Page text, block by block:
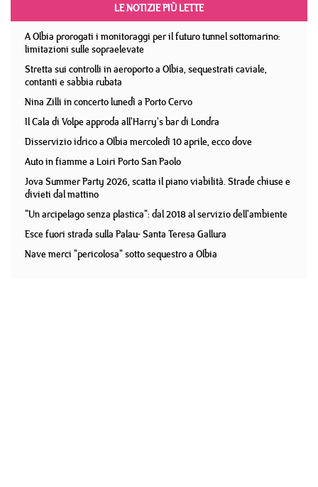
LE NOTIZIE PIÙ LETTE
A Olbia prorogati i monitoraggi per il futuro tunnel sottomarino:
limitazioni sulle sopraelevate
Stretta sui controlli in aeroporto a Olbia, sequestrati caviale,
contanti e sabbia rubata
Nina Zilli in concerto lunedì a Porto Cervo
Il Cala di Volpe approda all'Harry's bar di Londra
Disservizio idrico a Olbia mercoledì 10 aprile, ecco dove
Auto in fiamme a Loiri Porto San Paolo
Jova Summer Party 2026, scatta il piano viabilità. Strade chiuse e
divieti dal mattino
"Un arcipelago senza plastica": dal 2018 al servizio dell'ambiente
Esce fuori strada sulla Palau- Santa Teresa Gallura
Nave merci "pericolosa" sotto sequestro a Olbia